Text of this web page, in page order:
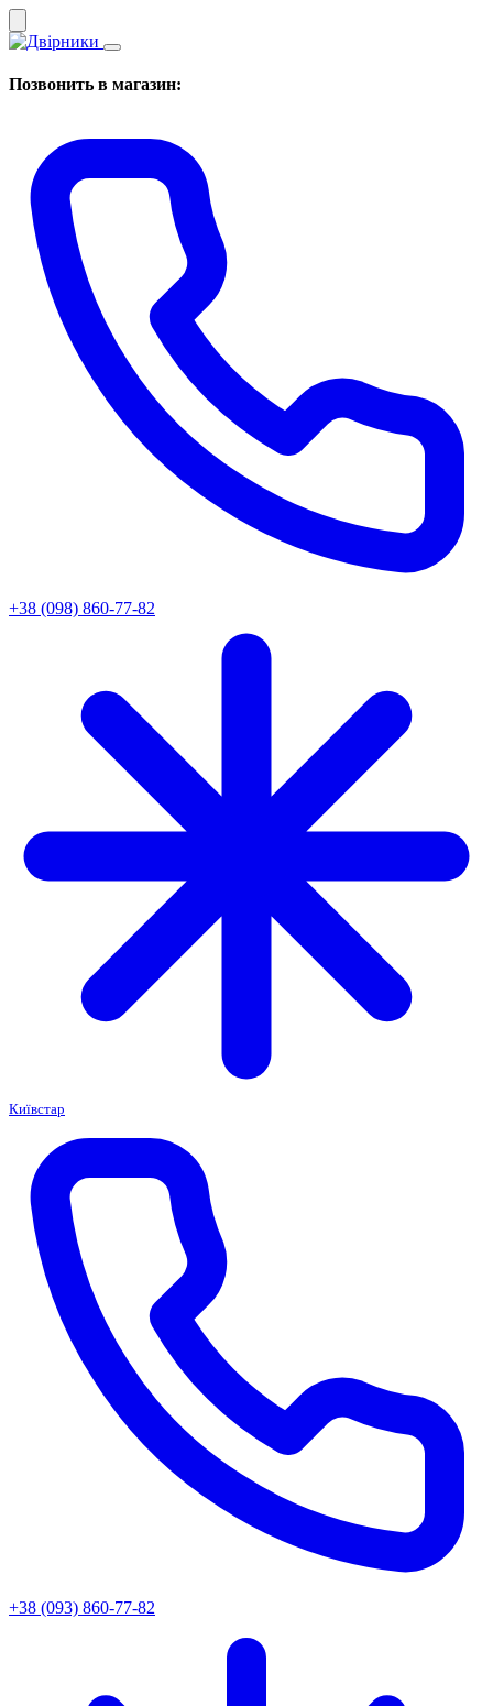
Позвонить в магазин:
+38 (098) 860-77-82
Київстар
+38 (093) 860-77-82